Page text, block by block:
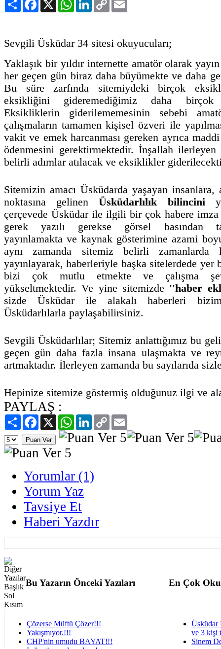
Link
Sevgili Üsküdar 34 sitesi okuyucuları;
Yaklaşık bir yıldır internette amatör olarak
her geçen gün biraz daha büyümekte ve daha
Bu süre zarfında sitemiydeki birçok
eksikliğini gideremediğimiz daha birçok
Eksikliklerin giderilememesinin sebebi
çalışmaların tamamen kişisel özveri ile
vakit ve emek harcanması gereken ayrıca
ödenmesini gerektirmektedir. İnşallah ilerleyen
belirli adımlar atılacak ve eksiklikler
Sitemizin amacı Üsküdarda yaşayan insanlara,
noktasına gelinenÜsküdarlılık bilincini
çerçevede Üsküdar ile ilgili bir çok habere
gerek yazılı gerekse görsel basından
yayınlamakta ve kaynak gösterimine azami
aynı zamanda sitemiz belirli zamanlarda
yayınlayarak, haberleriyle başka sitelerdede yer
bizi çok mutlu etmekte ve çalışma
yükseltmektedir. Ve yine sitemizde ''haber
sizde Üsküdar ile alakalı haberleri
Üsküdarlılarla paylaşabilirsiniz.
Sevgili Üsküdarlılar; Sitemiz anlattığımız bu
geçen gün daha fazla insana ulaşmakta ve
artmaktadır. İlerleyen zamanda bu sayılarıda
Hepinize sitemize göstermiş olduğunuz ilgi ve
PAYLAŞ :
PaylaşFacebook
X WhatsAppLinkedIn
Copy
Link
Yorumlar (1)
Yorum Yaz
Tavsiye Et
Haberi Yazdır
Bu Yazarın Önceki Yazıları En Çok
Çözerse Müftü Çözer!!!
Yakışmıyor.!!!
CHP'nin umudu BAYAT!!!
Üsküdar
ve 3 kişi
Sinem